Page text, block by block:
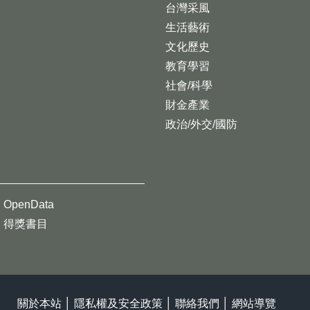
台灣采風
生活藝術
文化歷史
教育學習
社會/科學
財金產業
政治/外交/國防
OpenData
得獎書目
關於本站 隱私權及安全政策 聯絡我們 網站導覽